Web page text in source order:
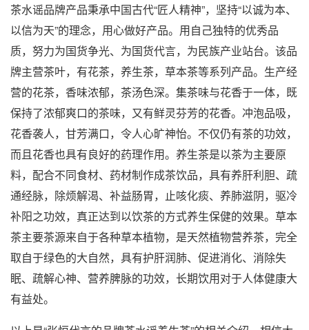
茶水谣品牌产品秉承中国古代“匠人精神”，坚持“以诚为本、
以信为天”的理念，用心做好产品。用自己独特的优秀品
质，努力为国货争光、为国货代言，为民族产业站台。该品
牌主营茶叶，有花茶，养生茶，草本茶等系列产品。生产经
营的花茶，香味浓郁，茶汤色深。集茶味与花香于一体，既
保持了浓郁爽口的茶味，又有鲜灵芬芳的花香。冲泡品吸，
花香袭人，甘芳满口，令人心旷神怡。不仅仍有茶的功效，
而且花香也具有良好的药理作用。养生茶是以茶为主要原
料，配合不同食材、药材制作成茶饮品，具有养肝利胆、疏
通经脉，除烦解渴、补益肠胃，止咳化痰、养肺滋阴，驱冷
补阳之功效，真正达到以饮茶的方式养生保健的效果。草本
茶主要茶源来自于各种草本植物，是天然植物营养茶，完全
取自于绿色的大自然，具有护肝润肺、促进消化、消除失
眠、疏解心神、营养脾脉的功效，长期饮用对于人体健康大
有益处。